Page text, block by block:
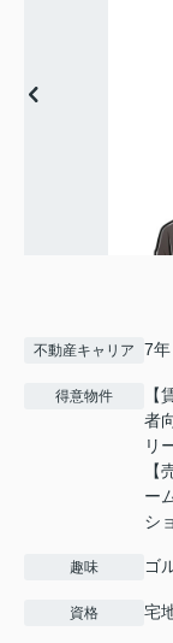
不動産キャリア 7年
得意物件
者
リ
ー
シ
趣味 ゴ
資格 宅